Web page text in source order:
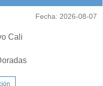
Fecha: 2026-08-07
Cali